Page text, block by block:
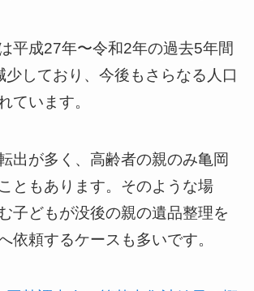
平成27年〜令和2年の過去5年間
少しており、今後もさらなる人口
ています。
出が多く、高齢者の親のみ亀岡
ともあります。そのような場
子どもが没後の親の遺品整理を
依頼するケースも多いです。